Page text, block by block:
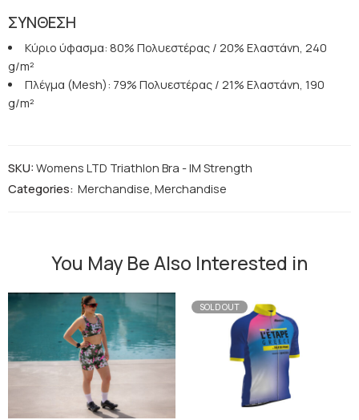
ΣΥΝΘΕΣΗ
Κύριο ύφασμα: 80% Πολυεστέρας / 20% Ελαστάνη, 240
g/m²
Πλέγμα (Mesh): 79% Πολυεστέρας / 21% Ελαστάνη, 190
g/m²
SKU: Womens LTD Triathlon Bra - IM Strength
Categories: Merchandise, Merchandise
You May Be Also Interested in
SOLD OUT